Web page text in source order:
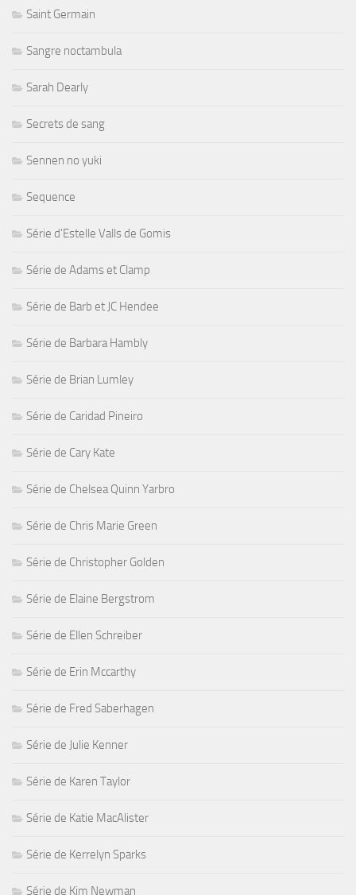
Saint Germain
Sangre noctambula
Sarah Dearly
Secrets de sang
Sennen no yuki
Sequence
Série d'Estelle Valls de Gomis
Série de Adams et Clamp
Série de Barb et JC Hendee
Série de Barbara Hambly
Série de Brian Lumley
Série de Caridad Pineiro
Série de Cary Kate
Série de Chelsea Quinn Yarbro
Série de Chris Marie Green
Série de Christopher Golden
Série de Elaine Bergstrom
Série de Ellen Schreiber
Série de Erin Mccarthy
Série de Fred Saberhagen
Série de Julie Kenner
Série de Karen Taylor
Série de Katie MacAlister
Série de Kerrelyn Sparks
Série de Kim Newman